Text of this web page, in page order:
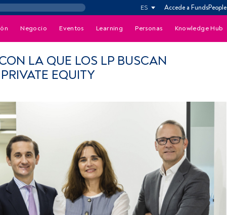
ES Accede a FundsPeople
Negocio Eventos Learning Personas Knowledge Hub
LA QUE LOS LP BUSCAN
EQUITY